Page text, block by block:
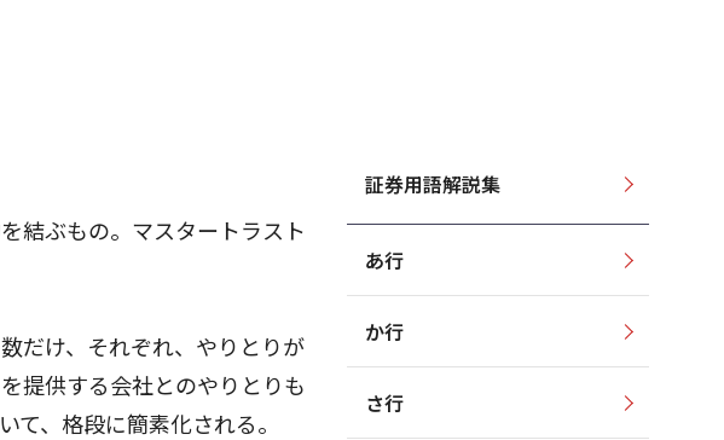
結ぶもの。マスタートラスト
だけ、それぞれ、やりとりが
提供する会社とのやりとりも
、格段に簡素化される。
証券用語解説集
あ行
か行
さ行